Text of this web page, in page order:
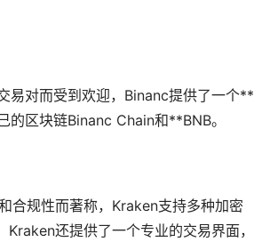
易对而受到欢迎，Binanc提供了一个**
的区块链Binanc Chain和**BNB。
合规性而著称，Kraken支持多种加密
还提供了一个专业的交易界面，